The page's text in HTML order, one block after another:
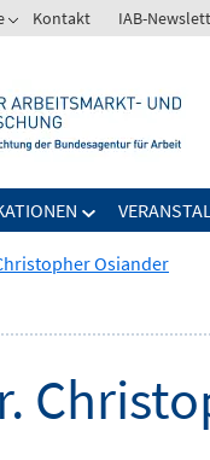
Zeige
Presse
Kontakt IAB-
Zeige
für
Osiander